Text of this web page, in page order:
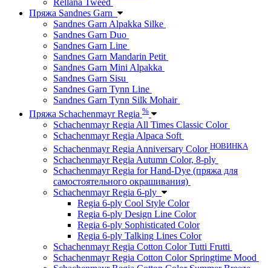
Rellana Tweed
Пряжа Sandnes Garn
Sandnes Garn Alpakka Silke
Sandnes Garn Duo
Sandnes Garn Line
Sandnes Garn Mandarin Petit
Sandnes Garn Mini Alpakka
Sandnes Garn Sisu
Sandnes Garn Tynn Line
Sandnes Garn Tynn Silk Mohair
Пряжа Schachenmayr Regia %
Schachenmayr Regia All Times Classic Color
Schachenmayr Regia Alpaca Soft
Schachenmayr Regia Anniversary Color НОВИНКА
Schachenmayr Regia Autumn Color, 8-ply
Schachenmayr Regia for Hand-Dye (пряжа для
самостоятельного окрашивания)
Schachenmayr Regia 6-ply
Regia 6-ply Cool Style Color
Regia 6-ply Design Line Color
Regia 6-ply Sophisticated Color
Regia 6-ply Talking Lines Color
Schachenmayr Regia Cotton Color Tutti Frutti
Schachenmayr Regia Cotton Color Springtime Mood